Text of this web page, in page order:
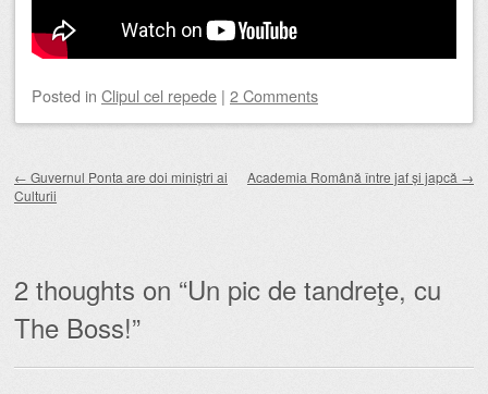
Posted in Clipul cel repede | 2 Comments
← Guvernul Ponta are doi miniștri ai
Culturii
Academia Română între jaf și japcă →
2 thoughts on “Un pic de tandreţe, cu
The Boss!”